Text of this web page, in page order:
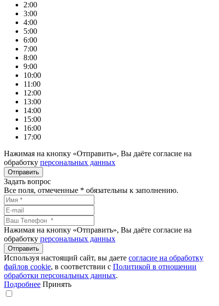
2:00
3:00
4:00
5:00
6:00
7:00
8:00
9:00
10:00
11:00
12:00
13:00
14:00
15:00
16:00
17:00
Нажимая на кнопку «Отправить», Вы даёте согласие на
обработку персональных данных
Задать вопрос
Все поля, отмеченные * обязательны к заполнению.
Нажимая на кнопку «Отправить», Вы даёте согласие на
обработку персональных данных
Используя настоящий сайт, вы даете согласие на обработку
файлов сookie, в соответствии с Политикой в отношении
обработки персональных данных.
Подробнее Принять